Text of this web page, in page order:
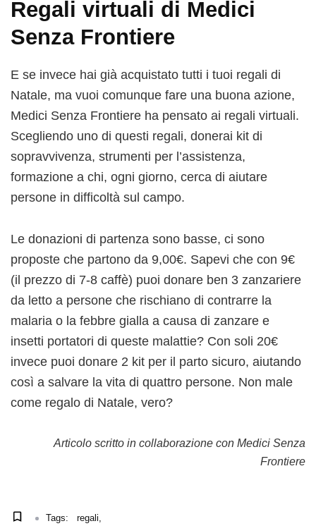
Regali virtuali di Medici
Senza Frontiere
E se invece hai già acquistato tutti i tuoi regali di
Natale, ma vuoi comunque fare una buona azione,
Medici Senza Frontiere ha pensato ai regali virtuali.
Scegliendo uno di questi regali, donerai kit di
sopravvivenza, strumenti per l’assistenza,
formazione a chi, ogni giorno, cerca di aiutare
persone in difficoltà sul campo.
Le donazioni di partenza sono basse, ci sono
proposte che partono da 9,00€. Sapevi che con 9€
(il prezzo di 7-8 caffè) puoi donare ben 3 zanzariere
da letto a persone che rischiano di contrarre la
malaria o la febbre gialla a causa di zanzare e
insetti portatori di queste malattie? Con soli 20€
invece puoi donare 2 kit per il parto sicuro, aiutando
così a salvare la vita di quattro persone. Non male
come regalo di Natale, vero?
Articolo scritto in collaborazione con Medici Senza
Frontiere
Tags: regali